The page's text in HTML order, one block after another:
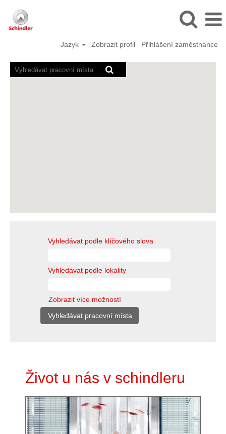
Jazyk Zobrazit profil Přihlášení zaměstnance
Čtečky
obrazovky
Vyhledávat podle klíčového slova
Vyhledávat podle lokality
Zobrazit více možností
Život u nás v schindleru